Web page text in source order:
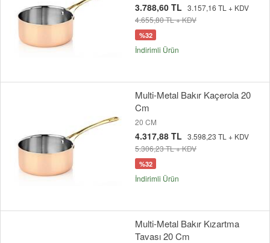
3.788,60 TL 3.157,16 TL + KDV
4.655,80 TL + KDV
%32
İndirimli Ürün
Multi-Metal Bakır Kaçerola 20
Cm
20 CM
4.317,88 TL 3.598,23 TL + KDV
5.306,23 TL + KDV
%32
İndirimli Ürün
Multi-Metal Bakır Kızartma
Tavası 20 Cm